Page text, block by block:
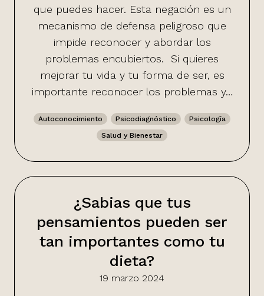
que puedes hacer. Esta negación es un
mecanismo de defensa peligroso que
impide reconocer y abordar los
problemas encubiertos. Si quieres
mejorar tu vida y tu forma de ser, es
importante reconocer los problemas y…
Autoconocimiento Psicodiagnóstico
Psicología
Salud y Bienestar
¿Sabias que tus
pensamientos pueden ser
tan importantes como tu
dieta?
19 marzo 2024